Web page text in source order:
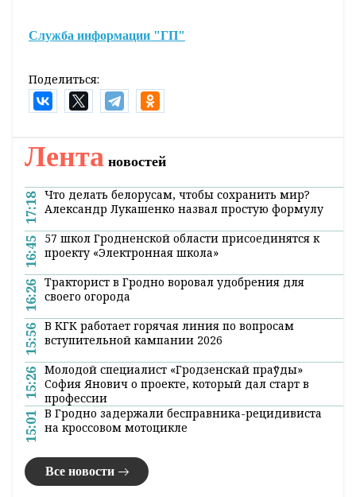
Служба информации "ГП"
Поделиться:
Главная Новости Природа и экология
До +11°С ожидается по югу
Беларуси 2 апреля
19:39 01 апреля 2020
До 11 градусов тепла ожидается по югу
Беларуси 2 апреля, сообщили
Республиканском центре по
гидрометеорологии, контролю
радиоактивного загрязнения и мониторингу
окружающей среды Минприроды.
В четверг будет облачно с прояснениями.
Преимущественно по северной части страны
дождь). Ночью и утром на отдельных
участках дорог ожидается гололедица. Ветер